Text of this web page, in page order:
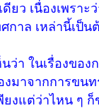
ดียว เนื่องเพราะ
กาล เหล่านี้เป็น
ว่า ในเรื่องของ
มาจากการขนท
ยงแต่ว่าไหน ๆ